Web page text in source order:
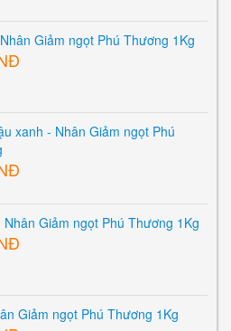
Giảm ngọt Phú Thương 1Kg
xanh - Nhân Giảm ngọt Phú
Nhân Giảm ngọt Phú Thương 1Kg
Giảm ngọt Phú Thương 1Kg